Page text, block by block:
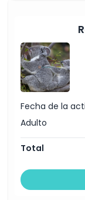
Fecha de la
Adulto
Total